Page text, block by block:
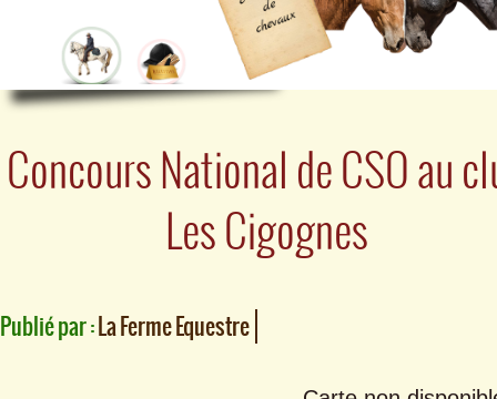
Concours National de CSO au
Les Cigognes
Publié par :La Ferme Equestre